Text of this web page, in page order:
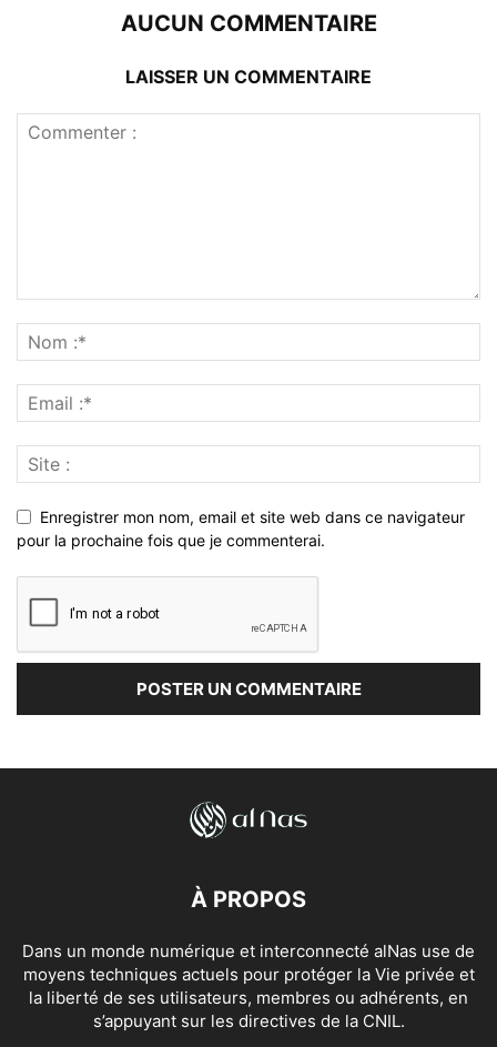
AUCUN COMMENTAIRE
LAISSER UN COMMENTAIRE
Enregistrer mon nom, email et site web dans ce navigateur
pour la prochaine fois que je commenterai.
À PROPOS
Dans un monde numérique et interconnecté alNas use de
moyens techniques actuels pour protéger la Vie privée et
la liberté de ses utilisateurs, membres ou adhérents, en
s’appuyant sur les directives de la CNIL.